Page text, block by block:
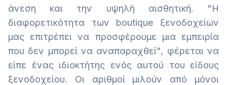
άνεση και την υψηλή αισθητική. "Η
διαφορετικότητα των boutique ξενοδοχείων
μας επιτρέπει να προσφέρουμε μια εμπειρία
που δεν μπορεί να αναπαραχθεί", φέρεται να
είπε ένας ιδιοκτήτης ενός αυτού του είδους
ξενοδοχείου. Οι αριθμοί μιλούν από μόνοι